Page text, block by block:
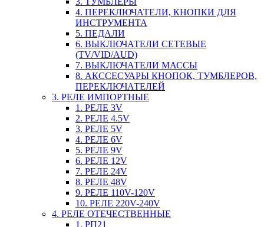
4. ПЕРЕКЛЮЧАТЕЛИ, КНОПКИ ДЛЯ
ИНСТРУМЕНТА
5. ПЕДАЛИ
6. ВЫКЛЮЧАТЕЛИ СЕТЕВЫЕ
(TV/VID/AUD)
7. ВЫКЛЮЧАТЕЛИ МАССЫ
8. АКССЕСУАРЫ КНОПОК, ТУМБЛЕРОВ,
ПЕРЕКЛЮЧАТЕЛЕЙ
3. РЕЛЕ ИМПОРТНЫЕ
1. РЕЛЕ 3V
2. РЕЛЕ 4.5V
3. РЕЛЕ 5V
4. РЕЛЕ 6V
5. РЕЛЕ 9V
6. РЕЛЕ 12V
7. РЕЛЕ 24V
8. РЕЛЕ 48V
9. РЕЛЕ 110V-120V
10. РЕЛЕ 220V-240V
4. РЕЛЕ ОТЕЧЕСТВЕННЫЕ
1. РП21